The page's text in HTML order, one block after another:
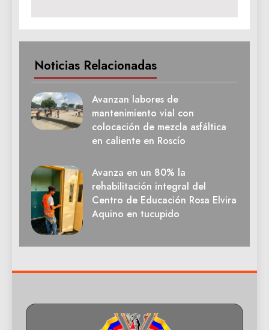
Noticias Relacionadas
Avanzan labores de
mantenimiento vial con
colocación de mezcla asfáltica
en caliente en Roscío
Avanza en un 80% la
rehabilitación integral del
Centro de Educación Rosa Elvira
Aquino en tucupido